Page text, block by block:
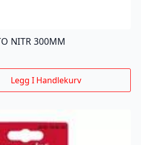
NITR 300MM
Legg I Handlekurv